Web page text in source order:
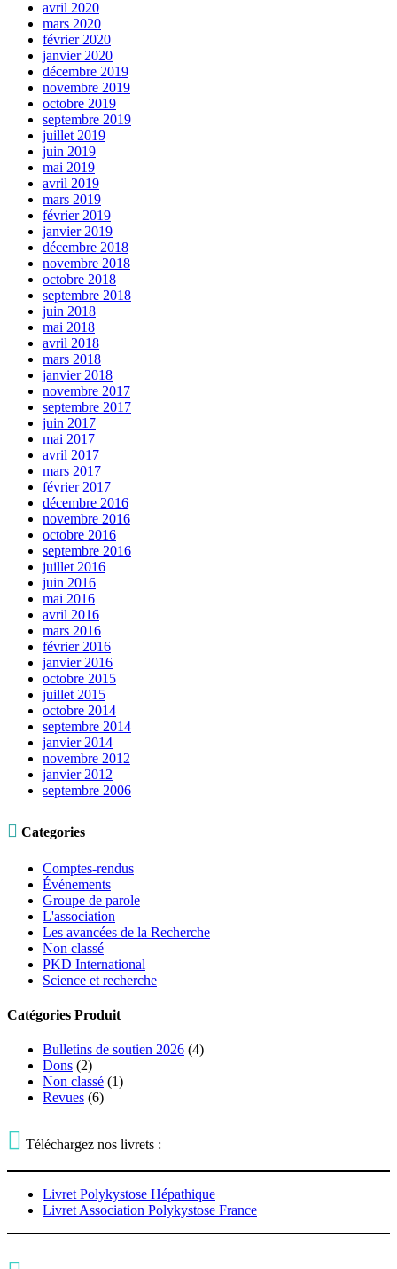
avril 2020
mars 2020
février 2020
janvier 2020
décembre 2019
novembre 2019
octobre 2019
septembre 2019
juillet 2019
juin 2019
mai 2019
avril 2019
mars 2019
février 2019
janvier 2019
décembre 2018
novembre 2018
octobre 2018
septembre 2018
juin 2018
mai 2018
avril 2018
mars 2018
janvier 2018
novembre 2017
septembre 2017
juin 2017
mai 2017
avril 2017
mars 2017
février 2017
décembre 2016
novembre 2016
octobre 2016
septembre 2016
juillet 2016
juin 2016
mai 2016
avril 2016
mars 2016
février 2016
janvier 2016
octobre 2015
juillet 2015
octobre 2014
septembre 2014
janvier 2014
novembre 2012
janvier 2012
septembre 2006
 Categories
Comptes-rendus
Événements
Groupe de parole
L'association
Les avancées de la Recherche
Non classé
PKD International
Science et recherche
Catégories Produit
Bulletins de soutien 2026 (4)
Dons (2)
Non classé (1)
Revues (6)
 Téléchargez nos livrets :
Livret Polykystose Hépathique
Livret Association Polykystose France